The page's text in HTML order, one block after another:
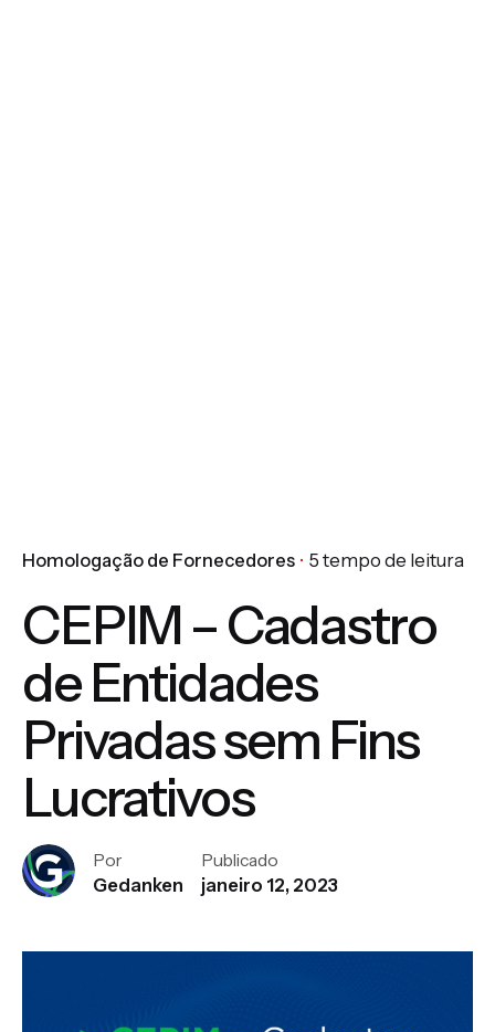
Homologação de Fornecedores 5 tempo de leitura
CEPIM – Cadastro
de Entidades
Privadas sem Fins
Lucrativos
Por
Gedanken
Publicado
janeiro 12, 2023